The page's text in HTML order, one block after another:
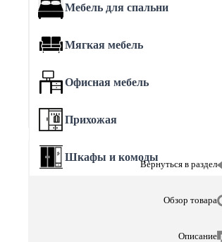
Мебель для спальни
Мягкая мебель
Офисная мебель
Прихожая
Шкафы и комоды
Вернуться в раздел
Обзор товара
Описание